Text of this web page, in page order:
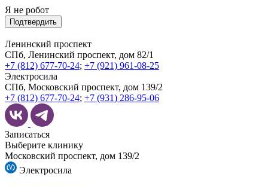
Я не робот
Подтвердить
Ленинский проспект
СПб, Ленинский проспект, дом 82/1
+7 (812) 677-70-24; +7 (921) 961-08-25
Электросила
СПб, Московский проспект, дом 139/2
+7 (812) 677-70-24; +7 (931) 286-95-06
Записаться
Выберите клинику
Московский проспект, дом 139/2
Электросила